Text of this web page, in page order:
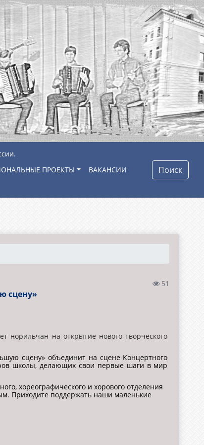
ПРОЕКТЫ
ВАКАНСИИ
Поиск
51
сцену»
норильчан на открытие нового творческого
сцену» объединит на сцене Концертного
школы, делающих свои первые шаги в мир
хореографического и хорового отделения
Приходите поддержать наши маленькие